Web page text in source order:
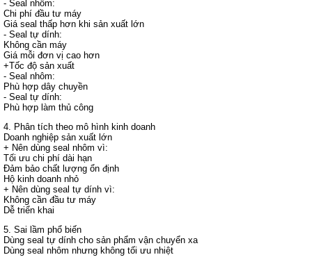
- Seal nhôm:
Chi phí đầu tư máy
Giá seal thấp hơn khi sản xuất lớn
- Seal tự dính:
Không cần máy
Giá mỗi đơn vị cao hơn
+Tốc độ sản xuất
- Seal nhôm:
Phù hợp dây chuyền
- Seal tự dính:
Phù hợp làm thủ công
4. Phân tích theo mô hình kinh doanh
Doanh nghiệp sản xuất lớn
+ Nên dùng seal nhôm vì:
Tối ưu chi phí dài hạn
Đảm bảo chất lượng ổn định
Hộ kinh doanh nhỏ
+ Nên dùng seal tự dính vì:
Không cần đầu tư máy
Dễ triển khai
5. Sai lầm phổ biến
Dùng seal tự dính cho sản phẩm vận chuyển xa
Dùng seal nhôm nhưng không tối ưu nhiệt